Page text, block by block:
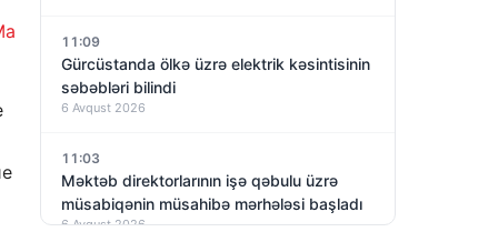
11:09
Gürcüstanda ölkə üzrə elektrik kəsintisinin
səbəbləri bilindi
6 Avqust 2026
11:03
Məktəb direktorlarının işə qəbulu üzrə
müsabiqənin müsahibə mərhələsi başladı
6 Avqust 2026